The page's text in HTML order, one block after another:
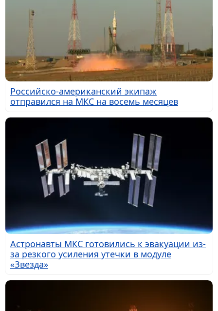
Российско-американский экипаж
отправился на МКС на восемь месяцев
Астронавты МКС готовились к эвакуации из-
за резкого усиления утечки в модуле
«Звезда»